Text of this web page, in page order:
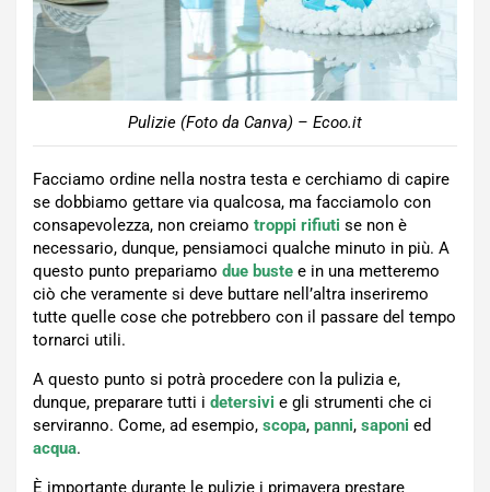
Pulizie (Foto da Canva) – Ecoo.it
Facciamo ordine nella nostra testa e cerchiamo di capire
se dobbiamo gettare via qualcosa, ma facciamolo con
consapevolezza, non creiamo troppi rifiuti se non è
necessario, dunque, pensiamoci qualche minuto in più. A
questo punto prepariamo due buste e in una metteremo
ciò che veramente si deve buttare nell’altra inseriremo
tutte quelle cose che potrebbero con il passare del tempo
tornarci utili.
A questo punto si potrà procedere con la pulizia e,
dunque, preparare tutti i detersivi e gli strumenti che ci
serviranno. Come, ad esempio, scopa, panni, saponi ed
acqua.
È importante durante le pulizie i primavera prestare